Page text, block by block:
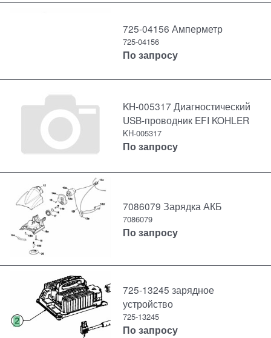
725-04156 Амперметр
725-04156
По запросу
KH-005317 Диагностический
USB-проводник EFI KOHLER
KH-005317
По запросу
7086079 Зарядка АКБ
7086079
По запросу
725-13245 зарядное
устройство
725-13245
По запросу